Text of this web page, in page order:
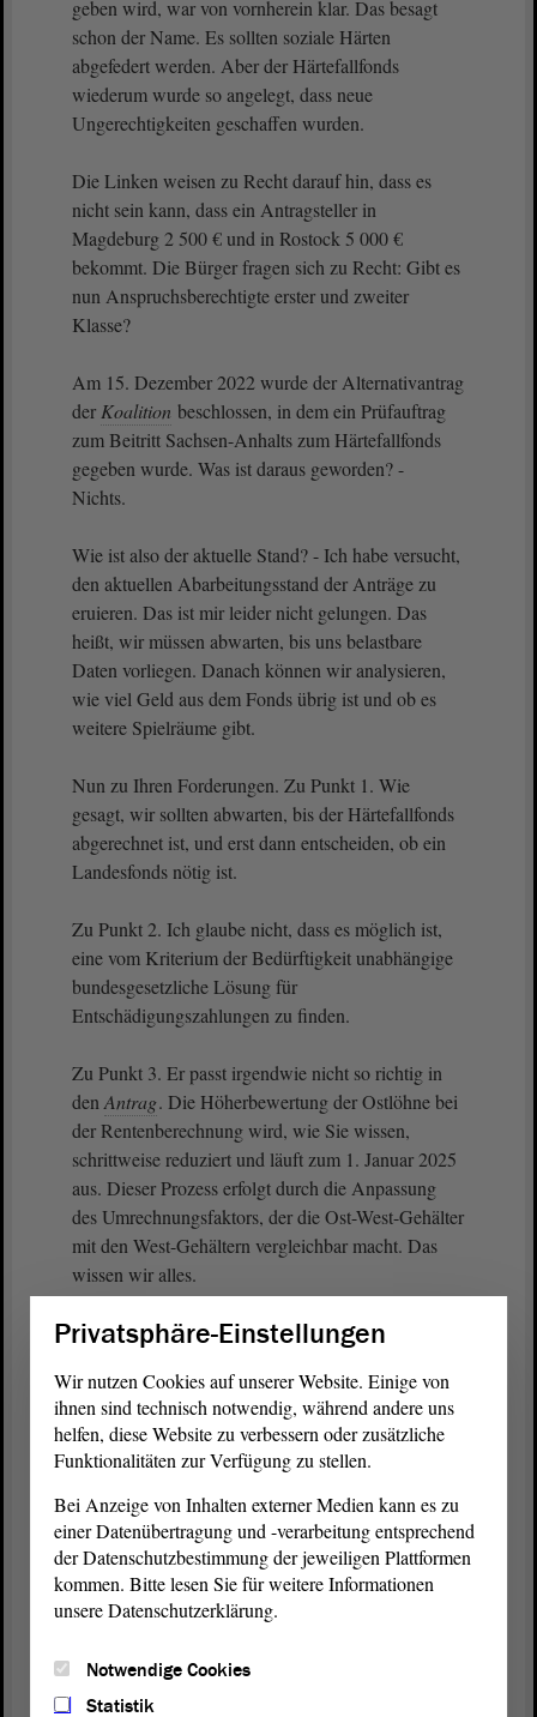
geben wird, war von vornherein klar. Das besagt
schon der Name. Es sollten soziale Härten
abgefedert werden. Aber der Härtefallfonds
wiederum wurde so angelegt, dass neue
Ungerechtigkeiten geschaffen wurden.
Die Linken weisen zu Recht darauf hin, dass es
nicht sein kann, dass ein Antragsteller in
Magdeburg 2 500 € und in Rostock 5 000 €
bekommt. Die Bürger fragen sich zu Recht: Gibt es
nun Anspruchsberechtigte erster und zweiter
Klasse?
Am 15. Dezember 2022 wurde der Alternativantrag
der Koalition beschlossen, in dem ein Prüfauftrag
zum Beitritt Sachsen-Anhalts zum Härtefallfonds
gegeben wurde. Was ist daraus geworden? -
Nichts.
Wie ist also der aktuelle Stand? - Ich habe versucht,
den aktuellen Abarbeitungsstand der Anträge zu
eruieren. Das ist mir leider nicht gelungen. Das
heißt, wir müssen abwarten, bis uns belastbare
Daten vorliegen. Danach können wir analysieren,
wie viel Geld aus dem Fonds übrig ist und ob es
weitere Spielräume gibt.
Nun zu Ihren Forderungen. Zu Punkt 1. Wie
gesagt, wir sollten abwarten, bis der Härtefallfonds
abgerechnet ist, und erst dann entscheiden, ob ein
Landesfonds nötig ist.
Zu Punkt 2. Ich glaube nicht, dass es möglich ist,
eine vom Kriterium der Bedürftigkeit unabhängige
bundesgesetzliche Lösung für
Entschädigungszahlungen zu finden.
Zu Punkt 3. Er passt irgendwie nicht so richtig in
den Antrag. Die Höherbewertung der Ostlöhne bei
der Rentenberechnung wird, wie Sie wissen,
schrittweise reduziert und läuft zum 1. Januar 2025
aus. Dieser Prozess erfolgt durch die Anpassung
des Umrechnungsfaktors, der die Ost-West-Gehälter
mit den West-Gehältern vergleichbar macht. Das
wissen wir alles.
Das heißt, dieser Prozess läuft eigentlich seit dem
2017. Am 1. Juni 2017 wurde das
Rentenüberleitungs-Abschlussgesetz in der Drs.
18/11923 im DeutschenBundestagzur
Abstimmung gestellt. Dabei ging es genau um den
Sachverhalt der Höherbewertung.
Ich frage mich, werte Linke: Warum haben Sie
damals nicht dagegen gestimmt? - Bei der
namentlichen Abstimmung haben Sie sich der
Bundestagder Stimme enthalten. Heute fordern Sie
dieLandesregierung
Privatsphäre-Einstellungen
Wir nutzen Cookies auf unserer Website. Einige von
ihnen sind technisch notwendig, während andere uns
helfen, diese Website zu verbessern oder zusätzliche
Funktionalitäten zur Verfügung zu stellen.
Bei Anzeige von Inhalten externer Medien kann es zu
einer Datenübertragung und -verarbeitung entsprechend
der Datenschutzbestimmung der jeweiligen Plattformen
kommen. Bitte lesen Sie für weitere Informationen
unsere Datenschutzerklärung.
Notwendige Cookies
Statistik